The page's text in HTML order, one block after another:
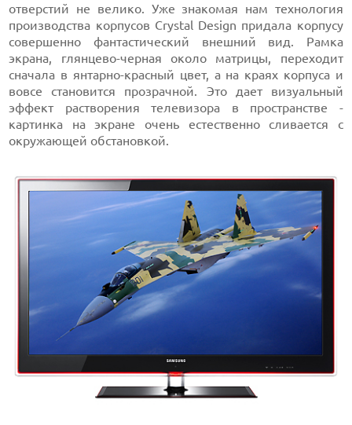
отверстий не велико. Уже знакомая нам технология
производства корпусов Crystal Design придала корпусу
совершенно фантастический внешний вид. Рамка
экрана, глянцево-черная около матрицы, переходит
сначала в янтарно-красный цвет, а на краях корпуса и
вовсе становится прозрачной. Это дает визуальный
эффект растворения телевизора в пространстве -
картинка на экране очень естественно сливается с
окружающей обстановкой.